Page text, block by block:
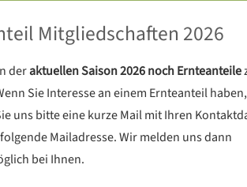
-
Mitgliedschaften 2026
deraktuellen Saison 2026 noch Ernteanteile
Sie Interesse an einem Ernteanteil haben,
uns bitte eine kurze Mail mit Ihren
Mailadresse. Wir melden uns dann
bei Ihnen.